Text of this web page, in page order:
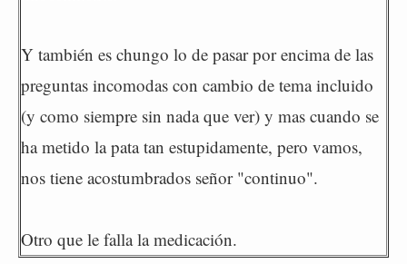
Y también es chungo lo de pasar por encima de las
preguntas incomodas con cambio de tema incluido
(y como siempre sin nada que ver) y mas cuando se
ha metido la pata tan estupidamente, pero vamos,
nos tiene acostumbrados señor "continuo".
Otro que le falla la medicación.